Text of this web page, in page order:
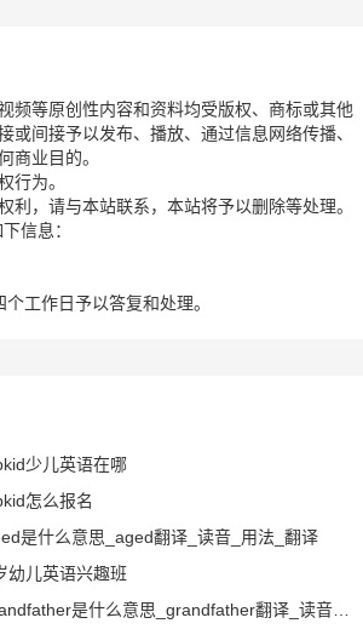
频等原创性内容和资料均受版权、商标或其他
间接予以发布、播放、通过信息网络传播、
商业目的。
行为。
，请与本站联系，本站将予以删除等处理。
信息：
工作日予以答复和处理。
少儿英语在哪
怎么报名
是什么意思_aged翻译_读音_用法_翻译
幼儿英语兴趣班
grandfather是什么意思_grandfather翻译_读音_用法_翻译